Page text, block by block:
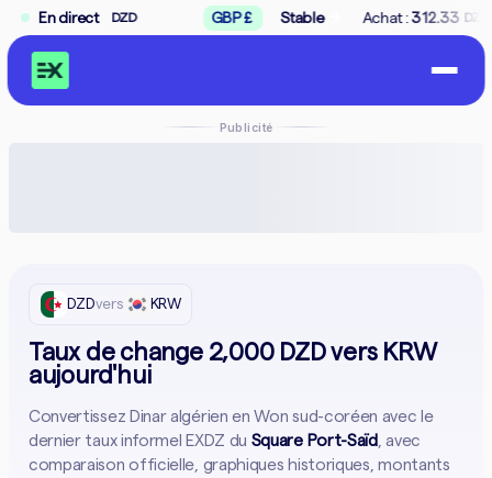
En direct
DZD GBP £ Stable → Achat :312.33 DZD Vente :315.67
Publicité
DZDvers KRW
Taux de change 2,000 DZD vers KRW
aujourd'hui
Convertissez Dinar algérien en Won sud-coréen avec le
dernier taux informel EXDZ du Square Port-Saïd, avec
comparaison officielle, graphiques historiques, montants